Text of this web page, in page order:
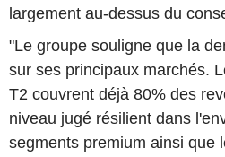
largement au-dessus du
"Le groupe souligne que la
sur ses principaux marchés.
T2 couvrent déjà 80% des
niveau jugé résilient dans
segments premium ainsi que